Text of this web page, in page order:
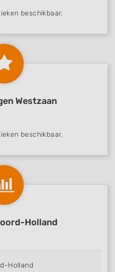
beschikbaar.
Westzaan
beschikbaar.
Holland
Holland